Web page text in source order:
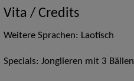
Vita / Credits
Weitere Sprachen: Laotisch
Specials: Jonglieren mit 3 Bällen